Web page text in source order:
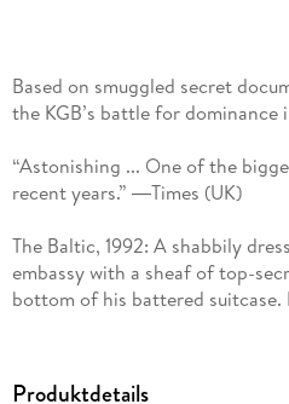
Based on smuggled secret
the KGB’s battle for dominance
“Astonishing ... One of the
recent years.” ―Times (UK)
The Baltic, 1992: A shabbily
embassy with a sheaf of top-
bottom of his battered suitcase.
Produktdetails